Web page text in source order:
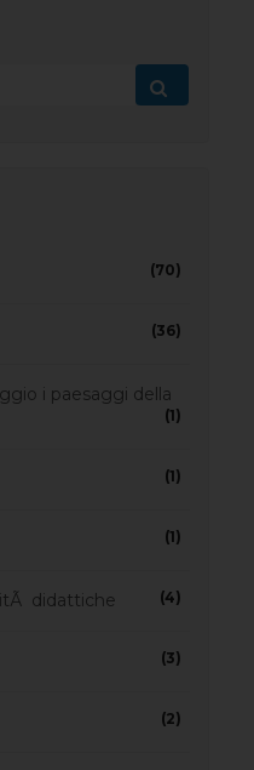
(70)
(36)
i paesaggi della
(1)
(1)
(1)
didattiche (4)
(3)
(2)